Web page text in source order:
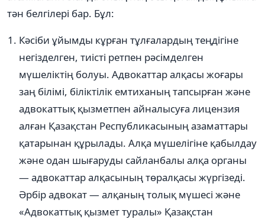
тән белгілері бар. Бұл:
Кәсіби ұйымды кұрған тұлғалардың теңдігіне
негізделген, тиісті ретпен рәсімделген
мүшеліктің болуы. Адвокаттар алқасы жоғары
заң білімі, біліктілік емтиханың тапсырған және
адвокаттық қызметпен айналысуға лицензия
алған Қазақстан Республикасының азаматтары
қатарынан құрылады. Алқа мүшелігіне қабылдау
және одан шығаруды сайланбалы алқа органы
— адвокаттар алқасының төралқасы жүргізеді.
Әрбір адвокат — алқаның толық мүшесі және
«Адвокаттық қызмет туралы» Қазақстан